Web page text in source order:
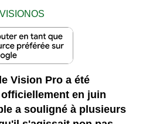
VISIONOS
Vision Pro a été
en juin
a souligné à plusieurs